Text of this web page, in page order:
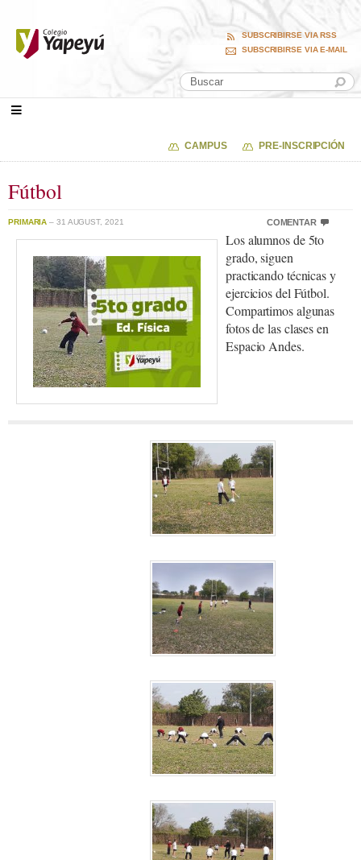
SUBSCRIBIRSE VIA RSS
SUBSCRIBIRSE VIA E-MAIL
CAMPUS PRE-INSCRIPCIÓN
Fútbol
PRIMARIA – 31 AUGUST, 2021 COMENTAR
Los alumnos de 5to
grado, siguen
practicando técnicas y
ejercicios del Fútbol.
Compartimos algunas
fotos de las clases en
Espacio Andes.